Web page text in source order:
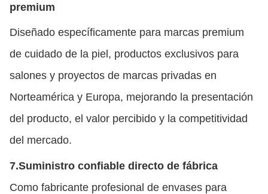
premium
Diseñado específicamente para marcas premium
de cuidado de la piel, productos exclusivos para
salones y proyectos de marcas privadas en
Norteamérica y Europa, mejorando la presentación
del producto, el valor percibido y la competitividad
del mercado.
7.Suministro confiable directo de fábrica
Como fabricante profesional de envases para